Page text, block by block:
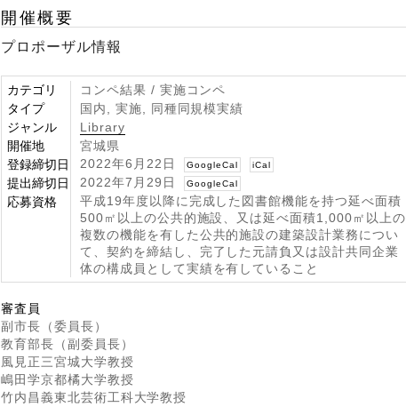
開催概要
プロポーザル情報
カテゴリ
コンペ結果 / 実施コンペ
タイプ
国内, 実施, 同種同規模実績
ジャンル
Library
開催地
宮城県
登録締切日
2022年6月22日 GoogleCal iCal
提出締切日 2022年7月29日 GoogleCal
応募資格
平成19年度以降に完成した図書館機能を持つ延べ面積
500㎡以上の公共的施設、又は延べ面積1,000㎡以上の
複数の機能を有した公共的施設の建築設計業務につい
て、契約を締結し、完了した元請負又は設計共同企業
体の構成員として実績を有していること
審査員
副市長（委員長）
教育部長（副委員長）
風見正三宮城大学教授
嶋田学京都橘大学教授
竹内昌義東北芸術工科大学教授